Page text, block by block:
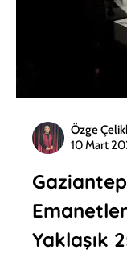
Özge
10 Mart
Yaklaşık